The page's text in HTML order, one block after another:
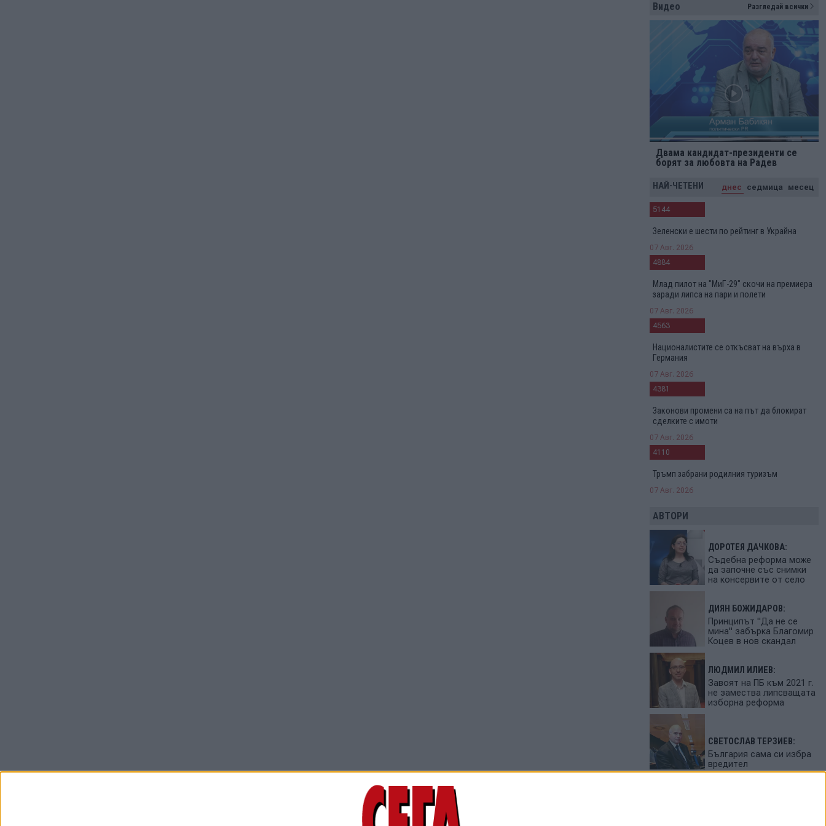
Видео Разгледай всички
Двама кандидат-президенти се
борят за любовта на Радев
НАЙ-ЧЕТЕНИ днес седмица месец
5144
Зеленски е шести по рейтинг в Украйна
07 Авг. 2026
4884
Млад пилот на "МиГ-29" скочи на премиера
заради липса на пари и полети
07 Авг. 2026
4563
Националистите се откъсват на върха в
Германия
07 Авг. 2026
4381
Законови промени са на път да блокират
сделките с имоти
07 Авг. 2026
4110
Тръмп забрани родилния туризъм
07 Авг. 2026
АВТОРИ
ДОРОТЕЯ ДАЧКОВА:
Съдебна реформа може
да започне със снимки
на консервите от село
ДИЯН БОЖИДАРОВ:
Принципът "Да не се
мина" забърка Благомир
Коцев в нов скандал
ЛЮДМИЛ ИЛИЕВ:
Завоят на ПБ към 2021 г.
не замества липсващата
изборна реформа
СВЕТОСЛАВ ТЕРЗИЕВ:
България сама си избра
вредител